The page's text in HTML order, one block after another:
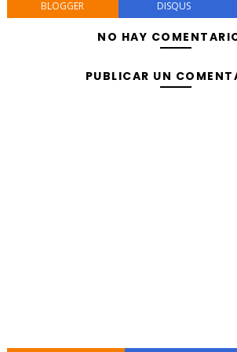
BLOGGER DISQUS
NO HAY
PUBLICAR UN